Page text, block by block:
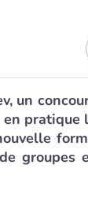
un
pratique
groupes